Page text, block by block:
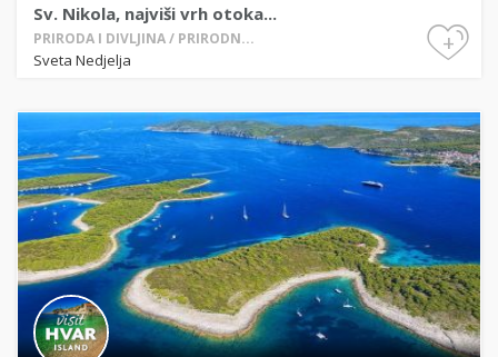
Sv. Nikola, najviši vrh otoka...
PRIRODA I DIVLJINA / PRIRODN...
Sveta Nedjelja
+